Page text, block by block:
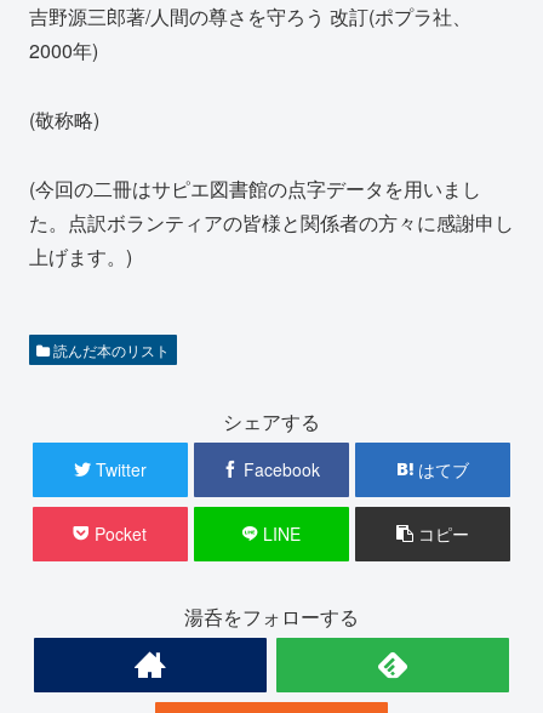
吉野源三郎著/人間の尊さを守ろう 改訂(ポプラ社、
2000年)
(敬称略)
(今回の二冊はサピエ図書館の点字データを用いまし
た。点訳ボランティアの皆様と関係者の方々に感謝申し
上げます。)
読んだ本のリスト
シェアする
Twitter Facebook はてブ
Pocket LINE コピー
湯呑をフォローする